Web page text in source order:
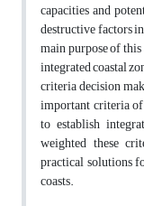
capacities and
destructive factors
main purpose of
integrated coastal
criteria decision
important criteria
to establish
weighted these
practical solutions
coasts.‬‬